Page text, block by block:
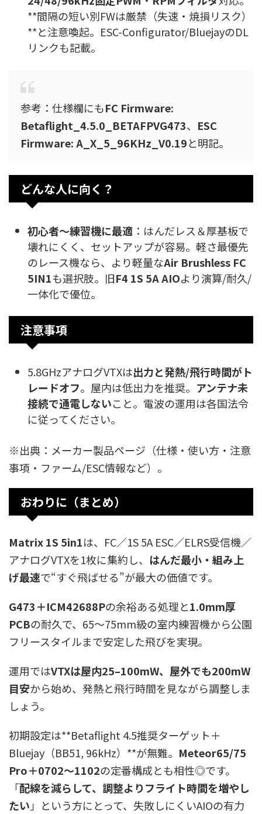
**間隔の短い別FWは厳禁（失速・焼損リスク）
**と注意喚起。ESC-Configurator/BluejayのDL
リンクも記載。
参考：仕様欄にもFC Firmware:
Betaflight_4.5.0_BETAFPVG473、 ESC
Firmware: A_X_5_96KHz_V0.19と明記。
どんな人に向く？
初心者～練習機に最適 ：はんだレス＆厚基板で
壊れにくく、セットアップが容易。軽さ最優先
のレース機なら、より軽量なAir Brushless FC
5IN1も選択肢。旧F4 1S 5A AIOより演算/耐久/
一体化で優位。
注意事項
5.8GHzアナログVTXは出力と発熱/飛行時間がト
レードオフ。屋内は低出力を推奨。 アンテナ未
接続で通電しないこと。電波の運用は各国法令
に従ってください。
※出典：メーカー製品ページ（仕様・使い方・注意
事項・ファーム/ESC情報など）。
おわりに（まとめ）
Matrix 1S 5in1は、FC／1S 5A ESC／ELRS受信機／
アナログVTXを1枚に集約し、 はんだ最小・組み上
げ最速で“すぐ飛ばせる”が最大の価値です。
G473＋ICM42688Pの余裕ある処理と1.0mm厚
PCBの耐久で、65～75mm級の室内練習機から公園
フリースタイルまで安定した飛びを実現。
運用ではVTXは屋内25–100mW、屋外でも200mW
目安から始め、発熱と飛行時間を見ながら調整しま
しょう。
初期設定は**Betaflight 4.5推奨ターゲット＋
Bluejay（BB51, 96kHz）**が無難。 Meteor65/75
Pro＋0702～1102の定番構成とも相性◎です。
「配線を減らして、調整よりフライト時間を増やし
たい 」という方にとって、失敗しにくいAIOの有力